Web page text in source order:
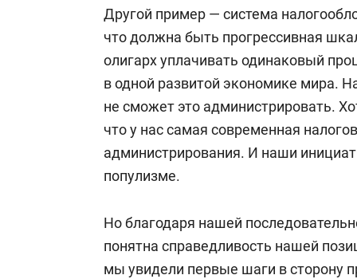
Другой пример — система
что должна быть прогрессивная
олигарх уплачивать одинаковый
в одной развитой экономике мира.
не сможет это администрировать.
что у нас самая современная
администрирования. И наши
популизме.
Но благодаря нашей
понятна справедливость нашей
мы увидели первые шаги в сторону